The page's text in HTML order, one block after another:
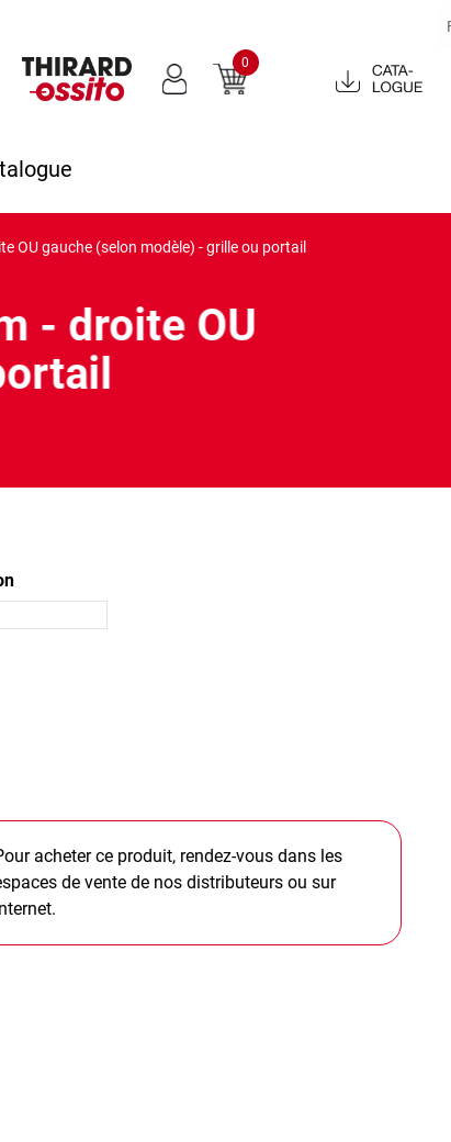
0
Catalogue
2022
OU gauche (selon modèle) - grille ou portail
- droite OU
acheter ce produit, rendez-vous dans les
de vente de nos distributeurs ou sur